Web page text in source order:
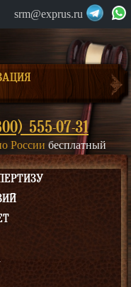
srm@exprus.ru
555-07-31
России бесплатный